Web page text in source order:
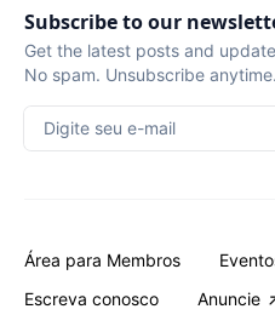
Subscribe to our
Get the latest posts and
No spam. Unsubscribe anytime.
Digite seu e-mail
Área para Membros
Escreva conosco
Anuncie